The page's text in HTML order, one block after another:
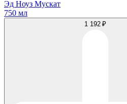
Эд Ноуз Мускат
750 мл
1 192 ₽